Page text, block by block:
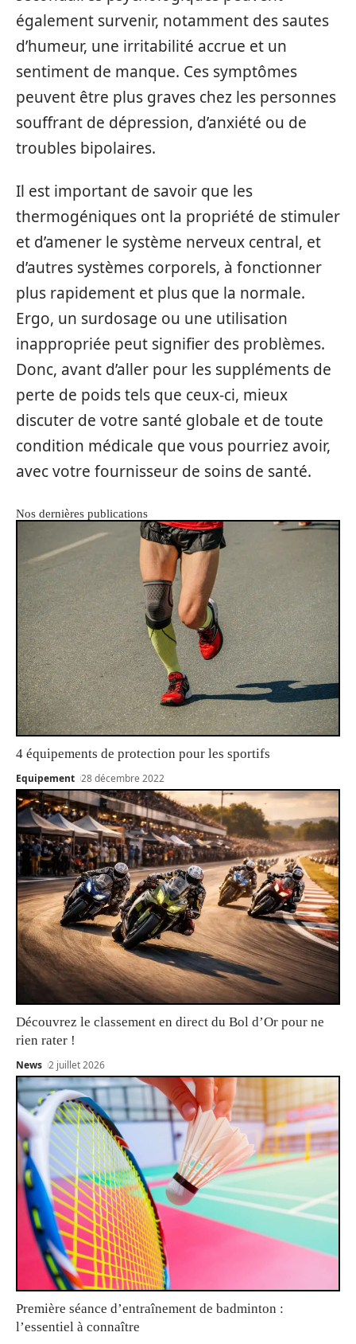
également survenir, notamment des sautes
d’humeur, une irritabilité accrue et un
sentiment de manque. Ces symptômes
peuvent être plus graves chez les personnes
souffrant de dépression, d’anxiété ou de
troubles bipolaires.
Il est important de savoir que les
thermogéniques ont la propriété de stimuler
et d’amener le système nerveux central, et
d’autres systèmes corporels, à fonctionner
plus rapidement et plus que la normale.
Ergo, un surdosage ou une utilisation
inappropriée peut signifier des problèmes.
Donc, avant d’aller pour les suppléments de
perte de poids tels que ceux-ci, mieux
discuter de votre santé globale et de toute
condition médicale que vous pourriez avoir,
avec votre fournisseur de soins de santé.
Nos dernières publications
4 équipements de protection pour les sportifs
Equipement 28 décembre 2022
Découvrez le classement en direct du Bol d’Or pour ne
rien rater !
News 2 juillet 2026
Première séance d’entraînement de badminton :
l’essentiel à connaître